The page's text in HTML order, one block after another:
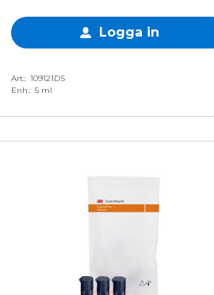
Logga in
Art. 109121DS
Enh. 5 ml